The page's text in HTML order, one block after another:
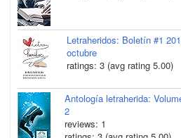
Letraheridos: Boletín #1
octubre
ratings: 3 (avg rating 5.00)
Antología letraherida:
2
reviews: 1